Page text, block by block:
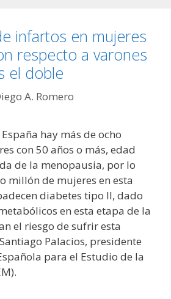
infartos en mujeres
respecto a varones
el doble
A. Romero
hay más de ocho
con 50 años o más, edad
de la menopausia, por lo
millón de mujeres en esta
diabetes tipo II, dado
en esta etapa de la
el riesgo de sufrir esta
Palacios, presidente
para el Estudio de la